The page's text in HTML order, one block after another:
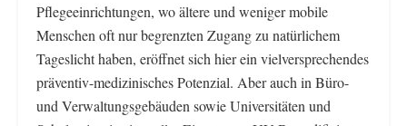
Pflegeeinrichtungen, wo ältere und weniger mobile
Menschen oft nur begrenzten Zugang zu natürlichem
Tageslicht haben, eröffnet sich hier ein vielversprechendes
präventiv-medizinisches Potenzial. Aber auch in Büro-
und Verwaltungsgebäuden sowie Universitäten und